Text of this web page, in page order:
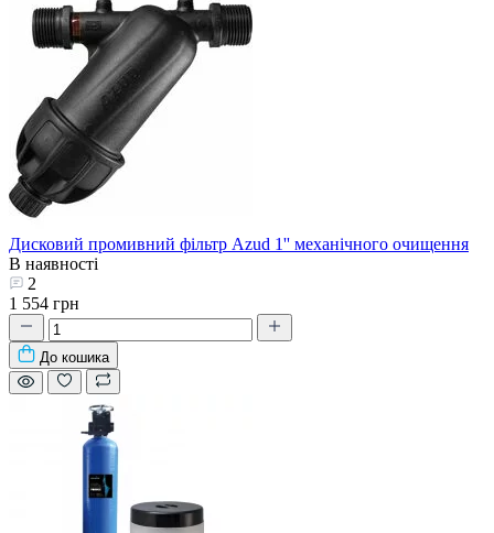
Дисковий промивний фільтр Azud 1'' механічного очищення
В наявності
2
1 554 грн
До кошика